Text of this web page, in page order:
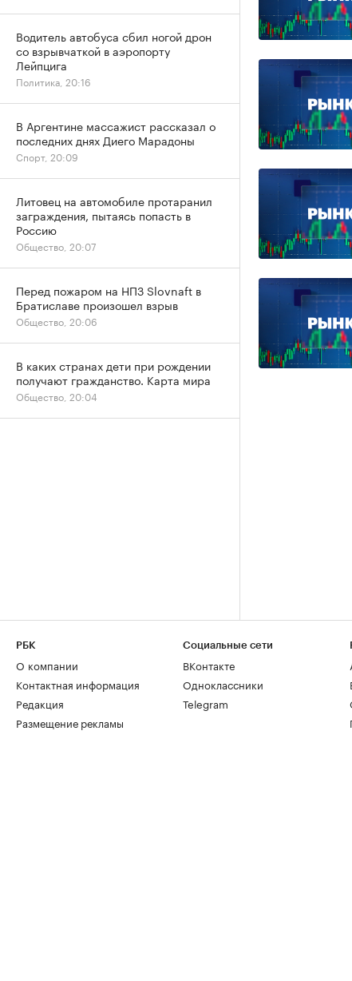
Водитель автобуса сбил ногой дрон
со взрывчаткой в аэропорту
Лейпцига
Политика, 20:16
В Аргентине массажист рассказал о
последних днях Диего Марадоны
Спорт, 20:09
Литовец на автомобиле протаранил
заграждения, пытаясь попасть в
Россию
Общество, 20:07
Перед пожаром на НПЗ Slovnaft в
Братиславе произошел взрыв
Общество, 20:06
В каких странах дети при рождении
получают гражданство. Карта мира
Общество, 20:04
РБК
О компании
Контактная информация
Редакция
Размещение рекламы
Социальные сети
ВКонтакте
Одноклассники
Telegram